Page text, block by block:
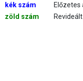
kék szám
Előzetes
zöld szám